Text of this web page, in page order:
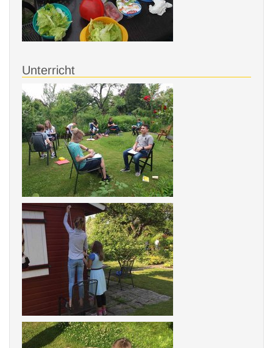
Unterricht